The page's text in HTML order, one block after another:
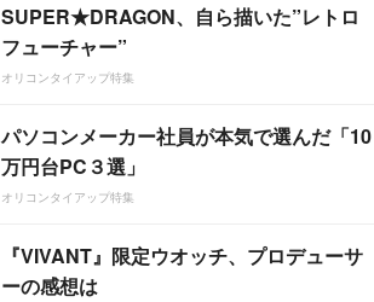
SUPER★DRAGON、自ら描いた”レトロ
フューチャー”
オリコンタイアップ特集
パソコンメーカー社員が本気で選んだ「10
万円台PC３選」
オリコンタイアップ特集
『VIVANT』限定ウオッチ、プロデューサ
ーの感想は